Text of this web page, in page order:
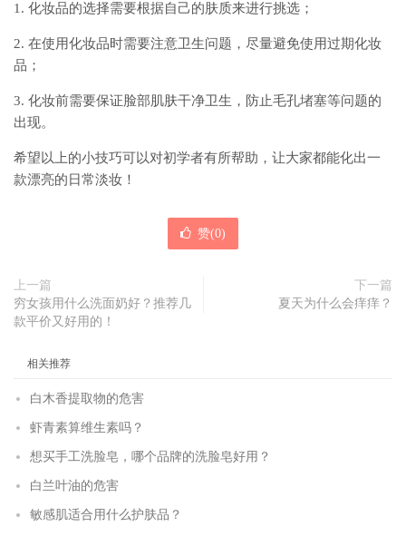
1. 化妆品的选择需要根据自己的肤质来进行挑选；
2. 在使用化妆品时需要注意卫生问题，尽量避免使用过期化妆
品；
3. 化妆前需要保证脸部肌肤干净卫生，防止毛孔堵塞等问题的
出现。
希望以上的小技巧可以对初学者有所帮助，让大家都能化出一
款漂亮的日常淡妆！
赞(0)
上一篇
穷女孩用什么洗面奶好？推荐几
款平价又好用的！
下一篇
夏天为什么会痒痒？
相关推荐
白木香提取物的危害
虾青素算维生素吗？
想买手工洗脸皂，哪个品牌的洗脸皂好用？
白兰叶油的危害
敏感肌适合用什么护肤品？